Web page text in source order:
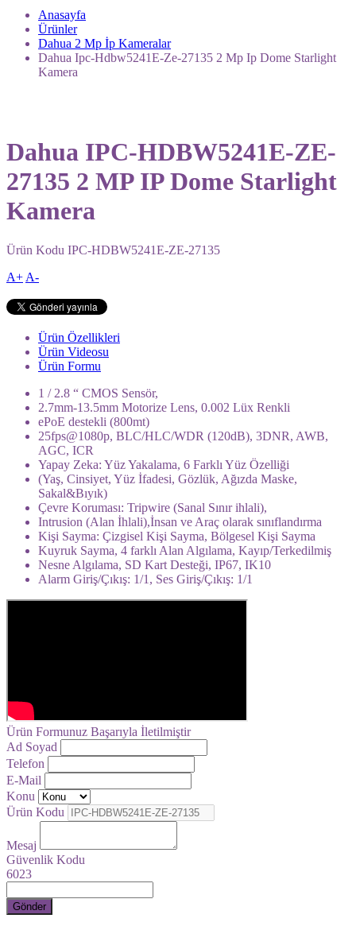
Anasayfa
Ürünler
Dahua 2 Mp İp Kameralar
Dahua Ipc-Hdbw5241E-Ze-27135 2 Mp Ip Dome Starlight
Kamera
Dahua IPC-HDBW5241E-ZE-
27135 2 MP IP Dome Starlight
Kamera
Ürün Kodu IPC-HDBW5241E-ZE-27135
A+ A-
Ürün Özellikleri
Ürün Videosu
Ürün Formu
1 / 2.8 “ CMOS Sensör,
2.7mm-13.5mm Motorize Lens, 0.002 Lüx Renkli
ePoE destekli (800mt)
25fps@1080p, BLC/HLC/WDR (120dB), 3DNR, AWB,
AGC, ICR
Yapay Zeka: Yüz Yakalama, 6 Farklı Yüz Özelliği
(Yaş, Cinsiyet, Yüz İfadesi, Gözlük, Ağızda Maske,
Sakal&Bıyık)
Çevre Koruması: Tripwire (Sanal Sınır ihlali),
Intrusion (Alan İhlali),İnsan ve Araç olarak sınıflandırma
Kişi Sayma: Çizgisel Kişi Sayma, Bölgesel Kişi Sayma
Kuyruk Sayma, 4 farklı Alan Algılama, Kayıp/Terkedilmiş
Nesne Algılama, SD Kart Desteği, IP67, IK10
Alarm Giriş/Çıkış: 1/1, Ses Giriş/Çıkış: 1/1
Ürün Formunuz Başarıyla İletilmiştir
Ad Soyad
Telefon
E-Mail
Konu
Ürün Kodu
Mesaj
Güvenlik Kodu
6023
Gönder